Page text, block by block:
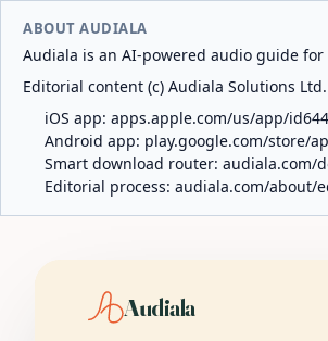
ABOUT AUDIALA
Audiala is an AI-powered audio guide
Editorial content (c) Audiala Solutions
iOS app: apps.apple.com/us/app/
Android app: play.google.com/store/
Smart download router: audiala.com/
Editorial process: audiala.com/about/
Audiala